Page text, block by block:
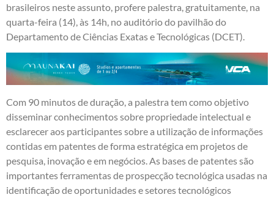
brasileiros neste assunto, profere palestra, gratuitamente, na
quarta-feira (14), às 14h, no auditório do pavilhão do
Departamento de Ciências Exatas e Tecnológicas (DCET).
Com 90 minutos de duração, a palestra tem como objetivo
disseminar conhecimentos sobre propriedade intelectual e
esclarecer aos participantes sobre a utilização de informações
contidas em patentes de forma estratégica em projetos de
pesquisa, inovação e em negócios. As bases de patentes são
importantes ferramentas de prospecção tecnológica usadas na
identificação de oportunidades e setores tecnológicos